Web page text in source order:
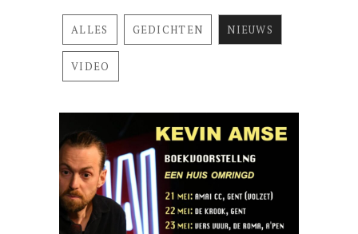
ALLES GEDICHTEN NIEUWS
VIDEO